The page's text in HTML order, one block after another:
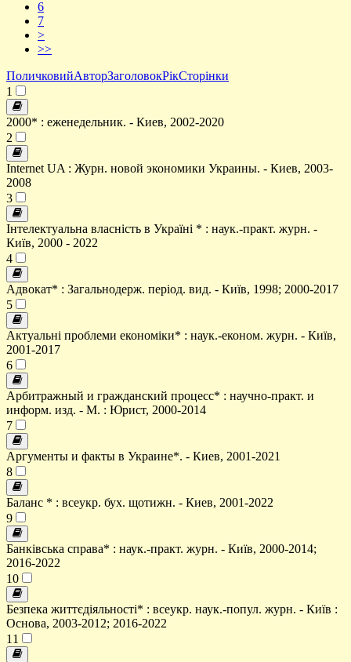
6
7
>
>>
ПоличковийАвторЗаголовокРікСторінки
1
2000* : еженедельник. - Киев, 2002-2020
2
Internet UA : Журн. новой экономики Украины. - Киев, 2003-
2008
3
Інтелектуальна власність в Україні * : наук.-практ. журн. -
Київ, 2000 - 2022
4
Адвокат* : Загальнодерж. період. вид. - Київ, 1998; 2000-2017
5
Актуальні проблеми економіки* : наук.-економ. журн. - Київ,
2001-2017
6
Арбитражный и гражданский процесс* : научно-практ. и
информ. изд. - М. : Юрист, 2000-2014
7
Аргументы и факты в Украине*. - Киев, 2001-2021
8
Баланс * : всеукр. бух. щотижн. - Киев, 2001-2022
9
Банківська справа* : наук.-практ. журн. - Київ, 2000-2014;
2016-2022
10
Безпека життєдіяльності* : всеукр. наук.-попул. журн. - Київ :
Основа, 2003-2012; 2016-2022
11